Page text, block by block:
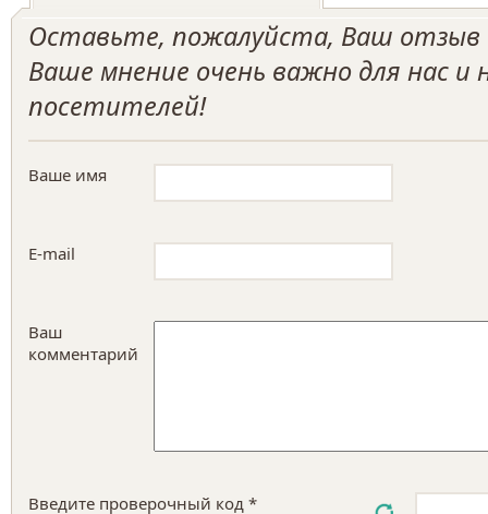
Оставьте, пожалуйста, Ваш отзыв
Ваше мнение очень важно для нас и
посетителей!
Ваше имя
E-mail
Ваш
комментарий
Введите проверочный код *